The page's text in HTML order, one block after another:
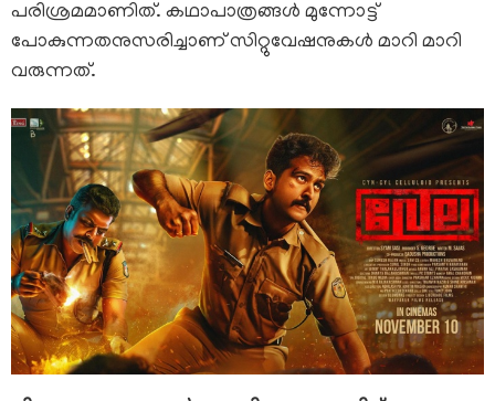
പരിശ്രമമാണിത്. കഥാപാത്രങ്ങൾ മുന്നോട്ട്
പോകുന്നതനുസരിച്ചാണ് സിറ്റുവേഷനുകൾ മാറി മാറി
വരുന്നത്.
sajas1.jpg